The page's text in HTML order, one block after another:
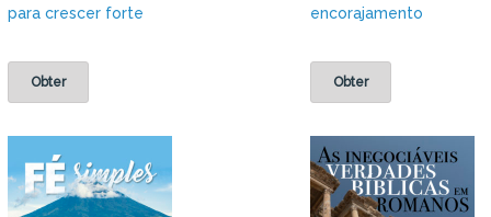
para crescer forte
Obter
encorajamento
Obter